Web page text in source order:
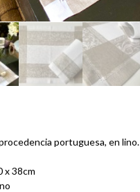
portuguesa, en lino.
x 38cm